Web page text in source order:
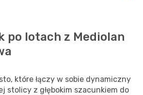
po lotach z Mediolan
które łączy w sobie dynamiczny
stolicy z głębokim szacunkiem do